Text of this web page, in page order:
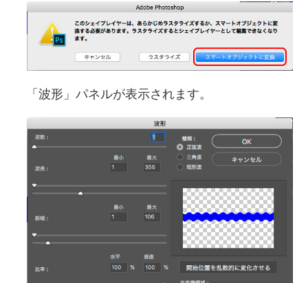
「波形」パネルが表示されます。